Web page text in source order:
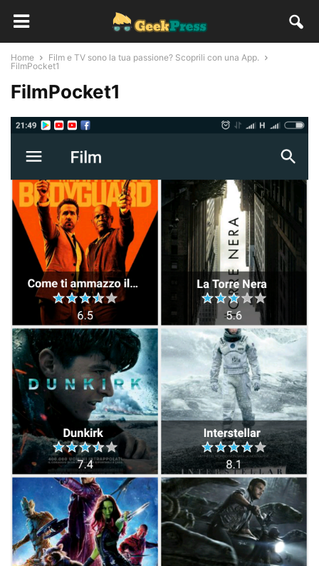
Home
Film e TV sono la tua passione? Scoprili con una App.
FilmPocket1
FilmPocket1